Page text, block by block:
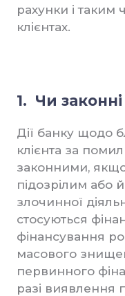
рахунки і таким
клієнтах.
1. Чи законні
Дії банку щодо
клієнта за
законними,
підозрілим або
злочинної
стосуються
фінансування
масового
первинного
разі виявлення